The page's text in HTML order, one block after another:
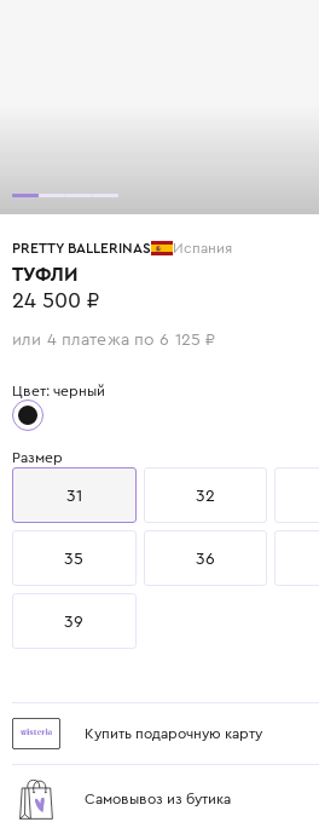
PRETTY BALLERINAS Испания
ТУФЛИ
24 500 ₽
или 4 платежа по 6 125 ₽
Цвет: черный
Размер
31 32
35 36
39
Купить подарочную карту
Самовывоз из бутика